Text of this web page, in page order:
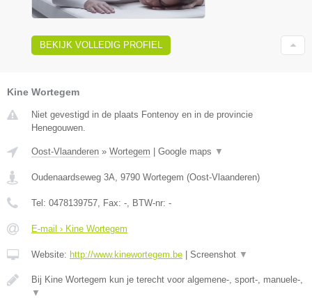
BEKIJK VOLLEDIG PROFIEL
Kine Wortegem
Niet gevestigd in de plaats Fontenoy en in de provincie
Henegouwen.
Oost-Vlaanderen » Wortegem Google maps ▼
Oudenaardseweg 3A, 9790 Wortegem (Oost-Vlaanderen)
Tel: 0478139757, Fax: -, BTW-nr: -
E-mail › Kine Wortegem
Website: http://www.kinewortegem.be Screenshot ▼
Bij Kine Wortegem kun je terecht voor algemene-, sport-, manuele-,
▼